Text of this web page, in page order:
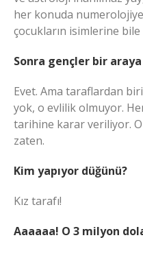
her konuda
çocukların isimlerine
Sonra gençler bir
Evet. Ama taraflardan
yok, o evlilik olmuyor.
tarihine karar veriliyor.
zaten.
Kim yapıyor düğünü?
Kız tarafı!
Aaaaaa! O 3 milyon